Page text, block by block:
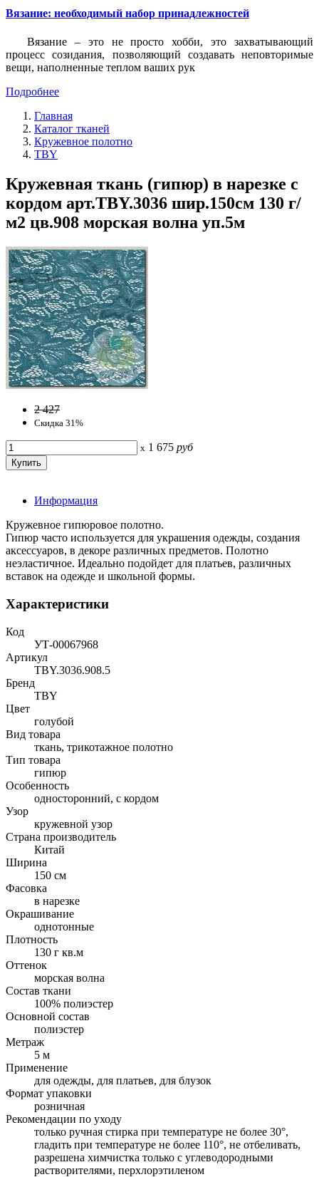
Вязание: необходимый набор принадлежностей
Вязание – это не просто хобби, это захватывающий
процесс созидания, позволяющий создавать неповторимые
вещи, наполненные теплом ваших рук
Подробнее
Главная
Каталог тканей
Кружевное полотно
TBY
Кружевная ткань (гипюр) в нарезке с
кордом арт.TBY.3036 шир.150см 130 г/
м2 цв.908 морская волна уп.5м
2 427
Скидка 31%
x 1 675 руб
Информация
Кружевное гипюровое полотно.
Гипюр часто используется для украшения одежды, создания
аксессуаров, в декоре различных предметов. Полотно
неэластичное. Идеально подойдет для платьев, различных
вставок на одежде и школьной формы.
Характеристики
Код
УТ-00067968
Артикул
TBY.3036.908.5
Бренд
TBY
Цвет
голубой
Вид товара
ткань, трикотажное полотно
Тип товара
гипюр
Особенность
односторонний, с кордом
Узор
кружевной узор
Страна производитель
Китай
Ширина
150 см
Фасовка
в нарезке
Окрашивание
однотонные
Плотность
130 г кв.м
Оттенок
морская волна
Состав ткани
100% полиэстер
Основной состав
полиэстер
Метраж
5 м
Применение
для одежды, для платьев, для блузок
Формат упаковки
розничная
Рекомендации по уходу
только ручная стирка при температуре не более 30°,
гладить при температуре не более 110°, не отбеливать,
разрешена химчистка только с углеводородными
растворителями, перхлорэтиленом